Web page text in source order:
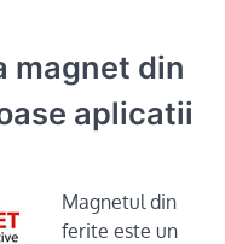
magnet din
aplicatii
Magnetul din
ferite este un